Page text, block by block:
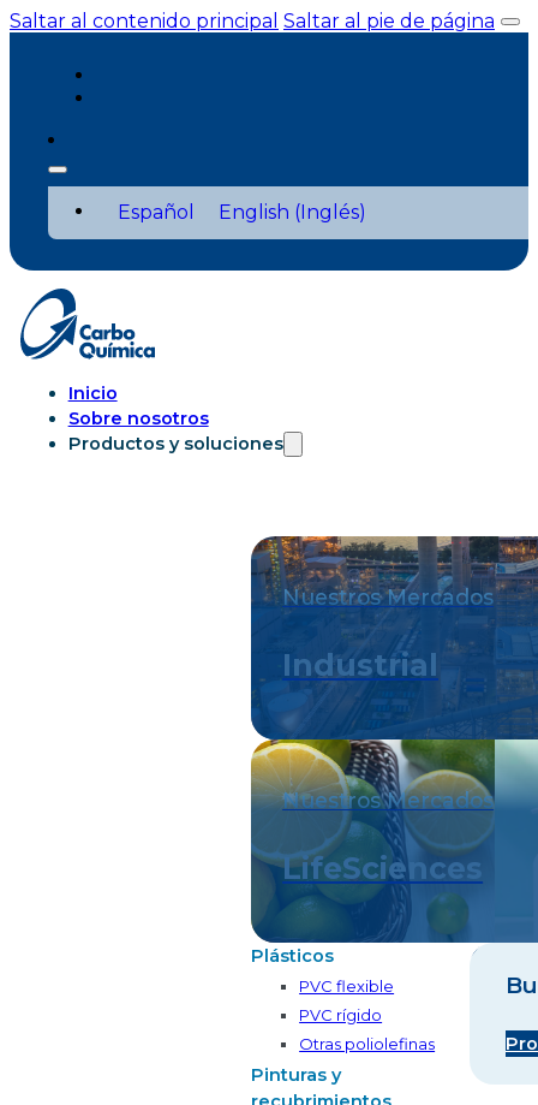
Saltar al contenido principal Saltar al pie de página
Español English (Inglés)
Inicio
Sobre nosotros
Productos y soluciones
Nuestros Mercados
Industrial
Nuestros Mercados
LifeSciences
Plásticos
PVC flexible
PVC rígido
Otras poliolefinas
Pinturas y